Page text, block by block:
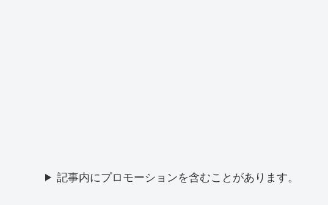
記事内にプロモーションを含むことがあります。